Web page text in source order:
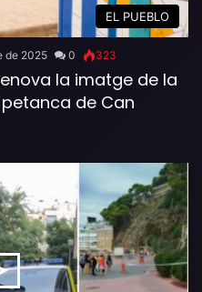
EL PUEBLO
de 2025 0 323
la imatge de la
de Can